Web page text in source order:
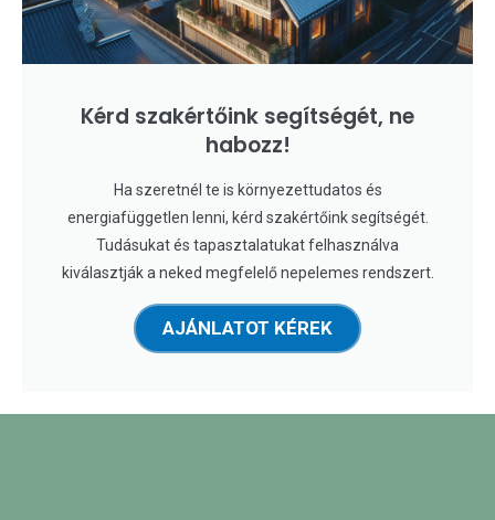
Kérd szakértőink segítségét, ne
habozz!
Ha szeretnél te is környezettudatos és
energiafüggetlen lenni, kérd szakértőink segítségét.
Tudásukat és tapasztalatukat felhasználva
kiválasztják a neked megfelelő nepelemes rendszert.
AJÁNLATOT KÉREK